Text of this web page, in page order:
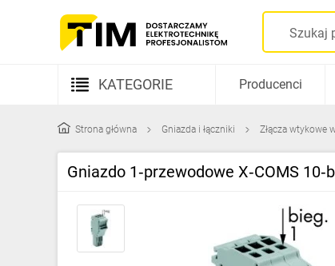
KATEGORIE
Kable i przewody
Rozdzielnice i obudowy
Elementy prowadzenia kabli
Fotowoltaika
Producenci
Strona główna Gniazda i łączniki Złącza wtykowe
Gniazdo 1‑przewodowe X‑COMS